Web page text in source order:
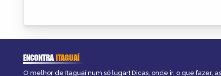
ENCONTRAITAGUAÍ
O melhor de Itaguaí num só lugar! Dicas, onde ir, o que fazer,